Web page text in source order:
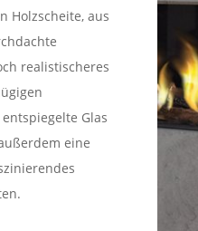
Holzscheite, aus
realistischeres
Glas
eine